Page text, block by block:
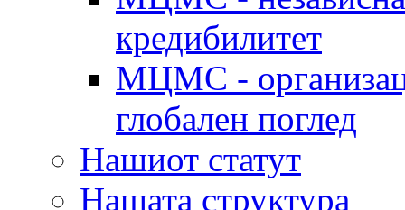
кредибилитет
МЦМС -
глобален поглед
Нашиот статут
Нашата структура